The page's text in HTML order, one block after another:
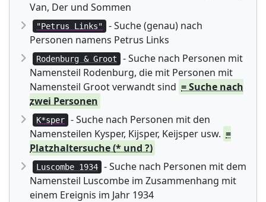
Van, Der und Sommen
"Petrus Links"
- Suche (genau) nach
Personen namens Petrus Links
Rodenburg & Groot
- Suche nach Personen mit
Namensteil Rodenburg, die mit Personen mit
Namensteil Groot verwandt sind = Suche nach
zwei Personen
K*sper
- Suche nach Personen mit den
Namensteilen Kysper, Kijsper, Keijsper usw. =
Platzhaltersuche (* und ?)
Luscombe 1934
- Suche nach Personen mit dem
Namensteil Luscombe im Zusammenhang mit
einem Ereignis im Jahr 1934